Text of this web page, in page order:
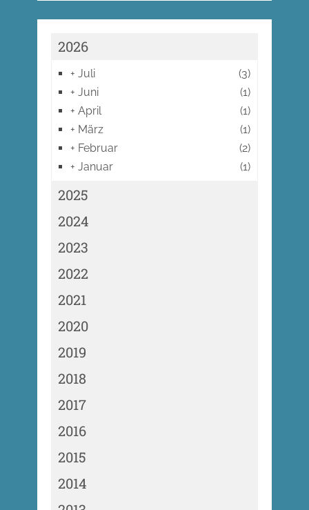
2026
+ Juli
(3)
+ Juni
(1)
+ April
(1)
+ März
(1)
+ Februar
(2)
+ Januar (1)
2025
2024
2023
2022
2021
2020
2019
2018
2017
2016
2015
2014